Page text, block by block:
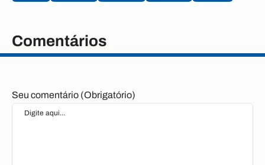
Comentários
Seu comentário (Obrigatório)